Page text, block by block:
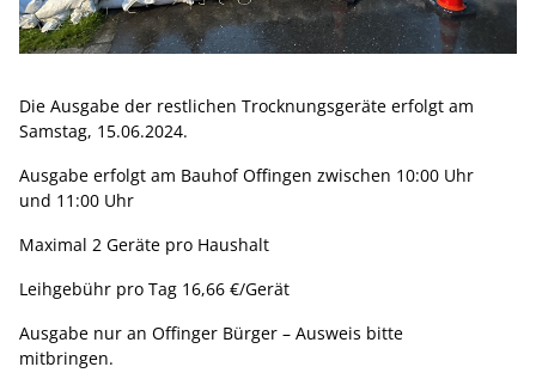
Die Ausgabe der restlichen Trocknungsgeräte erfolgt am
Samstag, 15.06.2024.
Ausgabe erfolgt am Bauhof Offingen zwischen 10:00 Uhr
und 11:00 Uhr
Maximal 2 Geräte pro Haushalt
Leihgebühr pro Tag 16,66 €/Gerät
Ausgabe nur an Offinger Bürger – Ausweis bitte
mitbringen.